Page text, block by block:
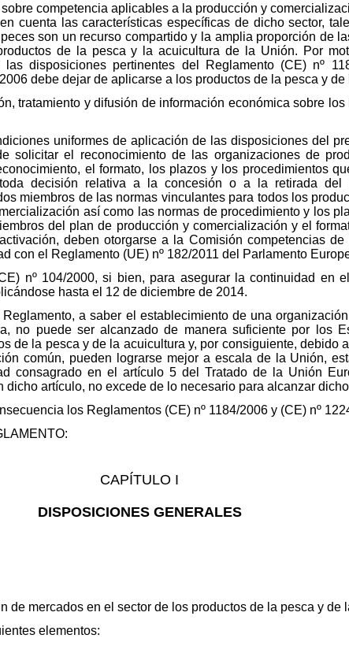
competencia aplicables a la producción y
cuenta las características específicas de dicho sector,
son un recurso compartido y la amplia proporción de
de la pesca y la acuicultura de la Unión. Por
disposiciones pertinentes del Reglamento (CE) nº
debe dejar de aplicarse a los productos de la pesca y de
tratamiento y difusión de información económica sobre
uniformes de aplicación de las disposiciones del
solicitar el reconocimiento de las organizaciones de
el formato, los plazos y los procedimientos
decisión relativa a la concesión o a la retirada del
miembros de las normas vinculantes para todos los
así como las normas de procedimiento y los
del plan de producción y comercialización y el
deben otorgarse a la Comisión competencias
con el Reglamento (UE) nº 182/2011 del Parlamento
nº 104/2000, si bien, para asegurar la continuidad en
hasta el 12 de diciembre de 2014.
a saber el establecimiento de una
no puede ser alcanzado de manera suficiente por los
de la pesca y de la acuicultura y, por consiguiente, debido
común, pueden lograrse mejor a escala de la Unión,
consagrado en el artículo 5 del Tratado de la Unión
artículo, no excede de lo necesario para alcanzar
los Reglamentos (CE) nº 1184/2006 y (CE) nº
CAPÍTULO I
DISPOSICIONES GENERALES
de mercados en el sector de los productos de la pesca y de
elementos: